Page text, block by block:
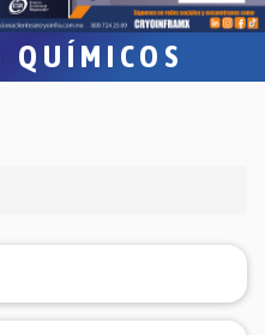
QUÍMICOS